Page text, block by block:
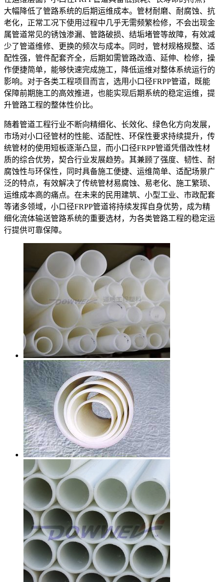
大幅降低了管路系统的后期运维成本。管材耐磨、耐腐蚀、抗
老化，正常工况下使用过程中几乎无需频繁检修，不会出现金
属管道常见的锈蚀渗漏、管路破损、结垢堵管等故障，有效减
少了管道维修、更换的频次与成本。同时，管材规格规整、适
配性强，管件配套齐全，后期如需管路改造、延伸、检修，操
作便捷简单，能够快速完成施工，降低运维对整体系统运行的
影响。对于各类工程项目而言，选用小口径FRPP管道，既能
保障前期施工的高效推进，也能实现后期系统的稳定运维，提
升管路工程的整体性价比。
随着管道工程行业不断向精细化、长效化、绿色化方向发展，
市场对小口径管材的性能、适配性、环保性要求持续提升，传
统管材的使用短板逐渐凸显，而小口径FRPP管道凭借改性材
质的综合优势，契合行业发展趋势。其兼顾了强度、韧性、耐
腐蚀性与环保性，同时具备施工便捷、运维简单、适配场景广
泛的特点，有效解决了传统管材易腐蚀、易老化、施工繁琐、
运维成本高的痛点。在未来的民用建筑、小型工业、市政配套
等诸多领域，小口径FRPP管道将持续发挥自身优势，成为精
细化流体输送管路系统的重要选材，为各类管路工程的稳定运
行提供可靠保障。